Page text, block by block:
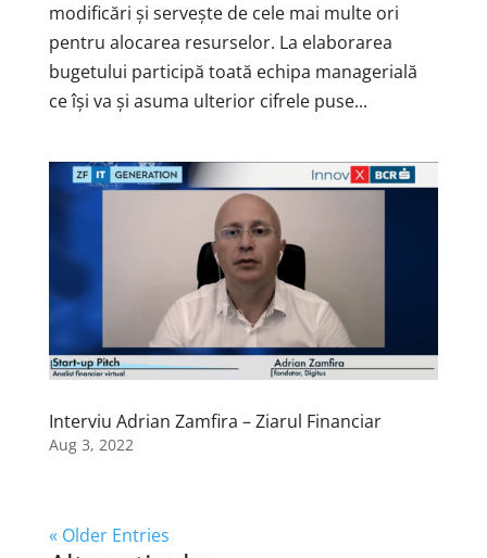
modificări și servește de cele mai multe ori
pentru alocarea resurselor. La elaborarea
bugetului participă toată echipa managerială
ce își va și asuma ulterior cifrele puse...
Interviu Adrian Zamfira – Ziarul Financiar
Aug 3, 2022
« Older Entries